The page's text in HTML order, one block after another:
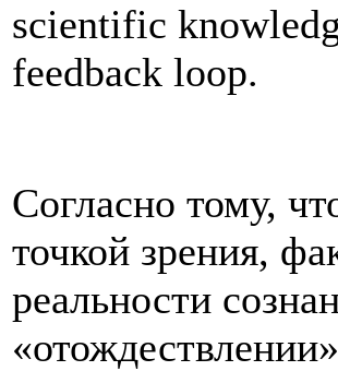
scientific
feedback loop.
Согласно тому,
точкой зрения,
реальности